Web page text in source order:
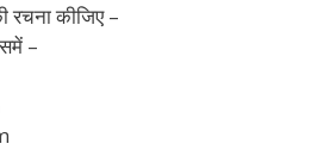
रचना कीजिए –
–